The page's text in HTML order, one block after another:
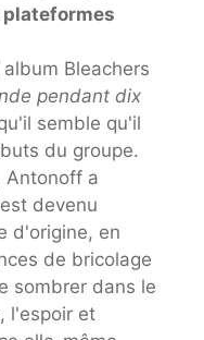
plateformes
Bleachers
pendant dix
semble qu'il
du groupe.
Antonoff a
devenu
d'origine, en
de bricolage
sombrer dans le
l'espoir et